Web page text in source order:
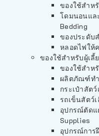
ของใช้สำห
โดมนอนแล
Bedding
ของประดับ
หลอดไฟให้
ของใช้สำหรับผู้เลี้
ของใช้สำห
ผลิตภัณฑ์ทำ
กระเป๋าสัต
รถเข็นสัตว์
อุปกรณ์ตัดแ
Supplies
อุปกรณ์การ